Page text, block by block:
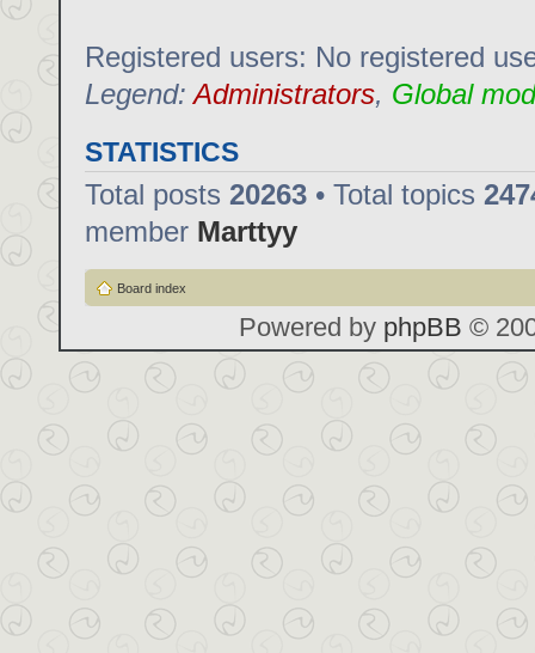
Registered users: No registered
Legend:Administrators, Global
STATISTICS
Total posts 20263 • Total topics
member Marttyy
Board index
Powered by phpBB ©